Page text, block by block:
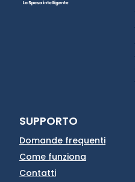
SUPPORTO
Domande frequenti
Come funziona
Contatti